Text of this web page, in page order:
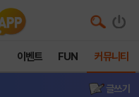
이벤트 FUN 커뮤니티
글쓰기